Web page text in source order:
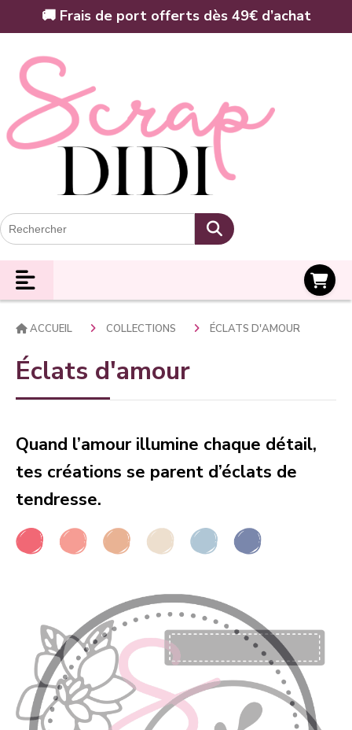
🚚 Frais de port offerts dès 49€ d’achat
ACCUEIL COLLECTIONS ÉCLATS D'AMOUR
Éclats d'amour
Quand l’amour illumine chaque détail,
tes créations se parent d’éclats de
tendresse.